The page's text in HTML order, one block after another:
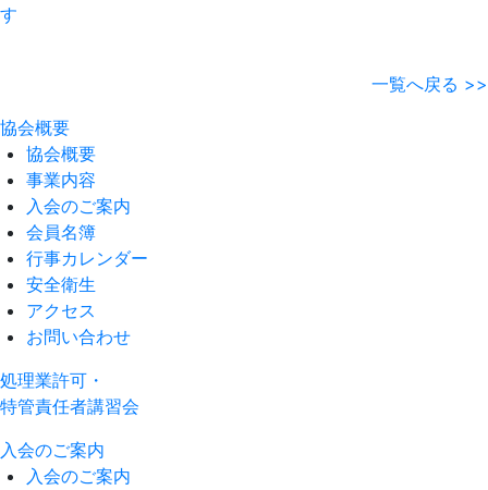
す
一覧へ戻る >>
協会概要
協会概要
事業内容
入会のご案内
会員名簿
行事カレンダー
安全衛生
アクセス
お問い合わせ
処理業許可・
特管責任者講習会
入会のご案内
入会のご案内